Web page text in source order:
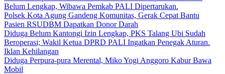
Belum Lengkap, Wibawa Pemkab PALI Dipertarukan.
Polsek Kota Agung Gandeng Komunitas, Gerak Cepat Bantu
Pasien RSUDBM Dapatkan Donor Darah
Diduga Belum Kantongi Izin Lengkap, PKS Talang Ubi Sudah
Beroperasi; Wakil Ketua DPRD PALI Ingatkan Penegak Aturan.
Iklan Kehilangan
Diduga Perpura-pura Merental, Miko Yogi Anggoro Kabur Bawa
Mobil